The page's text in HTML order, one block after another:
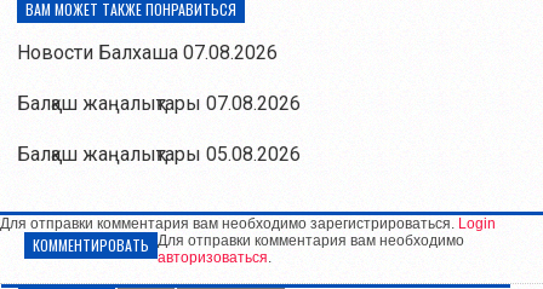
ВАМ МОЖЕТ ТАКЖЕ ПОНРАВИТЬСЯ
Новости Балхаша 07.08.2026
Балқаш жаңалықтары 07.08.2026
Балқаш жаңалықтары 05.08.2026
Для отправки комментария вам необходимо зарегистрироваться. Login
КОММЕНТИРОВАТЬ Для отправки комментария вам необходимо
авторизоваться.